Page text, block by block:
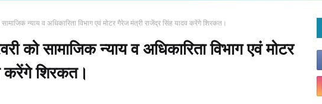
न्याय व अधिकारिता विभाग एवं मोटर गैरेज मंत्री राजेंद्र सिंह यादव करेंगे शिरकत।
सामाजिक न्याय व अधिकारिता विभाग एवं मोटर
करेंगे शिरकत।